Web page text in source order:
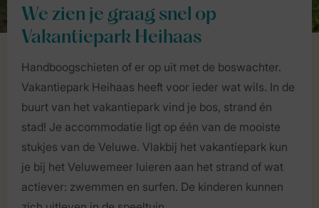
We zien je graag snel op
Vakantiepark Heihaas
Handboogschieten of er op uit met de boswachter.
Vakantiepark Heihaas heeft voor ieder wat wils. In de
buurt van het vakantiepark vind je bos, strand én
stad! Je accommodatie ligt op één van de mooiste
stukjes van de Veluwe. Vlakbij het vakantiepark kun
je bij het Veluwemeer luieren aan het strand of wat
actiever: zwemmen en surfen. De kinderen kunnen